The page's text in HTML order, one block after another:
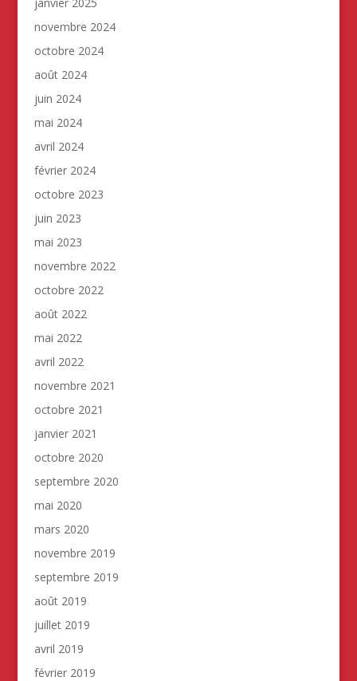
novembre 2024
octobre 2024
août 2024
juin 2024
mai 2024
avril 2024
février 2024
octobre 2023
juin 2023
mai 2023
novembre 2022
octobre 2022
août 2022
mai 2022
avril 2022
novembre 2021
octobre 2021
janvier 2021
octobre 2020
septembre 2020
mai 2020
mars 2020
novembre 2019
septembre 2019
août 2019
juillet 2019
avril 2019
février 2019